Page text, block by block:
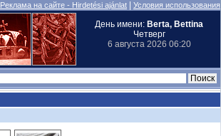
Реклама на сайте - Hirdetési ajánlat Условия использования
День имени: Berta, Bettina
Четверг
6 августа 2026 06:20